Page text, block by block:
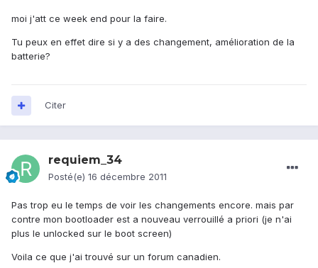
moi j'att ce week end pour la faire.
Tu peux en effet dire si y a des changement, amélioration de la
batterie?
Citer
requiem_34
Posté(e) 16 décembre 2011
Pas trop eu le temps de voir les changements encore. mais par
contre mon bootloader est a nouveau verrouillé a priori (je n'ai
plus le unlocked sur le boot screen)
Voila ce que j'ai trouvé sur un forum canadien.